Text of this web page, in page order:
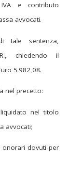
e contributo
avvocati.
tale sentenza,
chiedendo il
5.982,08.
nel precetto:
nel titolo
avvocati;
onorari dovuti per